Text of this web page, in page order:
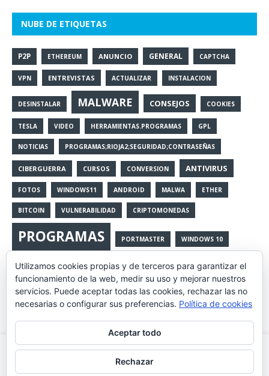
NUBE DE ETIQUETAS
P2P ETHEREUM ANUNCIO GENERAL CAPTCHA
VPN ENTREVISTAS ACTUALIZAR INSTALACION
DESINSTALAR MALWARE CONSEJOS COOKIES
TESLA VIDEO HERRAMIENTAS.PROGRAMAS GPL
NOTICIAS PROGRAMAS;RIOJA2;SEGURIDAD;CONTRASEÑAS
CIBERGUERRA CURSOS CONVERSION ANTIVIRUS
FOTOS WINDOWS11 ANDROID MALWA ETHER
BITCOIN VULNERABILIDAD CRIPTOMONEDAS
PROGRAMAS PORTMASTER WINDOWS 10
CIBERATAQUES RIOJA2 LIBERTAD
WINDOWS10 ACTUALIZACIONES RANSOMWARE
FUNDAMENTAL BLOCKHAIN LIBROS CONTROL_REMOTO
CRYPTOWARE
Utilizamos cookies propias y de terceros para mejorar la
experiencia de navegación, y ofrecer contenidos y publicidad
Utilizamos cookies propias y de terceros para garantizar el
funcionamiento de la web, medir su uso y mejorar nuestros
servicios. Puede aceptar todas las cookies, rechazar las no
necesarias o configurar sus preferencias. Política de cookies
Aceptar todo
Rechazar